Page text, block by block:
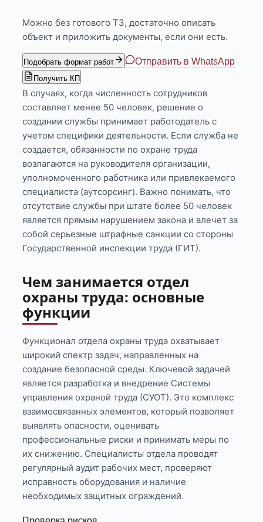
Можно без готового ТЗ, достаточно описать
объект и приложить документы, если они есть.
Подобрать формат работ Отправить в WhatsApp
Получить КП
В случаях, когда численность сотрудников
составляет менее 50 человек, решение о
создании службы принимает работодатель с
учетом специфики деятельности. Если служба не
создается, обязанности по охране труда
возлагаются на руководителя организации,
уполномоченного работника или привлекаемого
специалиста (аутсорсинг). Важно понимать, что
отсутствие службы при штате более 50 человек
является прямым нарушением закона и влечет за
собой серьезные штрафные санкции со стороны
Государственной инспекции труда (ГИТ).
Чем занимается отдел
охраны труда: основные
функции
Функционал отдела охраны труда охватывает
широкий спектр задач, направленных на
создание безопасной среды. Ключевой задачей
является разработка и внедрение Системы
управления охраной труда (СУОТ). Это комплекс
взаимосвязанных элементов, который позволяет
выявлять опасности, оценивать
профессиональные риски и принимать меры по
их снижению. Специалисты отдела проводят
регулярный аудит рабочих мест, проверяют
исправность оборудования и наличие
необходимых защитных ограждений.